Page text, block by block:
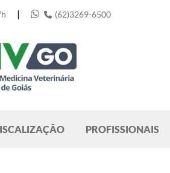
| (62)3269-6500
PROFISSIONAIS